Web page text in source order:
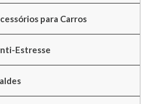
para Carros
Estresse